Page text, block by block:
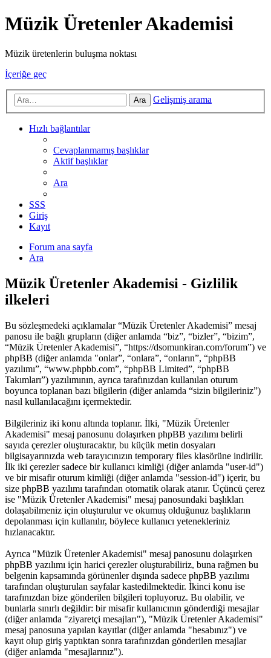
Müzik Üretenler Akademisi
Müzik üretenlerin buluşma noktası
İçeriğe geç
Ara Gelişmiş arama
Hızlı bağlantılar
Cevaplanmamış başlıklar
Aktif başlıklar
Ara
SSS
Giriş
Kayıt
Forum ana sayfa
Ara
Müzik Üretenler Akademisi - Gizlilik
ilkeleri
Bu sözleşmedeki açıklamalar “Müzik Üretenler Akademisi” mesaj
panosu ile bağlı grupların (diğer anlamda “biz”, “bizler”, “bizim”,
“Müzik Üretenler Akademisi”, “https://dsomunkiran.com/forum”) ve
phpBB (diğer anlamda "onlar”, “onlara”, “onların”, “phpBB
yazılımı”, “www.phpbb.com”, “phpBB Limited”, “phpBB
Takımları”) yazılımının, ayrıca tarafınızdan kullanılan oturum
boyunca toplanan bazı bilgilerin (diğer anlamda “sizin bilgileriniz”)
nasıl kullanılacağını içermektedir.
Bilgileriniz iki konu altında toplanır. İlki, "Müzik Üretenler
Akademisi" mesaj panosunu dolaşırken phpBB yazılımı belirli
sayıda çerezler oluşturacaktır, bu küçük metin dosyaları
bilgisayarınızda web tarayıcınızın temporary files klasörüne indirilir.
İlk iki çerezler sadece bir kullanıcı kimliği (diğer anlamda "user-id")
ve bir misafir oturum kimliği (diğer anlamda "session-id") içerir, bu
size phpBB yazılımı tarafından otomatik olarak atanır. Üçüncü çerez
ise "Müzik Üretenler Akademisi" mesaj panosundaki başlıkları
dolaşabilmeniz için oluşturulur ve okumuş olduğunuz başlıkların
depolanması için kullanılır, böylece kullanıcı yetenekleriniz
hızlanacaktır.
Ayrıca "Müzik Üretenler Akademisi" mesaj panosunu dolaşırken
phpBB yazılımı için harici çerezler oluşturabiliriz, buna rağmen bu
belgenin kapsamında görünenler dışında sadece phpBB yazılımı
tarafından oluşturulan sayfalar kastedilmektedir. İkinci konu ise
tarafınızdan bize gönderilen bilgileri topluyoruz. Bu olabilir, ve
bunlarla sınırlı değildir: bir misafir kullanıcının gönderdiği mesajlar
(diğer anlamda "ziyaretçi mesajları"), "Müzik Üretenler Akademisi"
mesaj panosuna yapılan kayıtlar (diğer anlamda "hesabınız") ve
kayıt olup giriş yaptıktan sonra tarafınızdan gönderilen mesajlar
(diğer anlamda "mesajlarınız").